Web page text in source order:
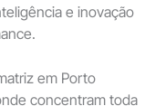
e inovação
em Porto
concentram toda